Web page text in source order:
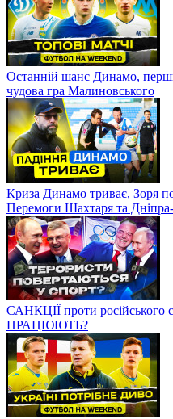
Останній шанс Динамо,
чудова гра Малиновського
Криза Динамо триває, Зоря
Перемоги Шахтаря та
САНКЦІЇ проти
ПРАЦЮЮТЬ?